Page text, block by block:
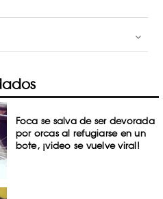
Foca se salva de ser devorada
por orcas al refugiarse en un
bote, ¡video se vuelve viral!